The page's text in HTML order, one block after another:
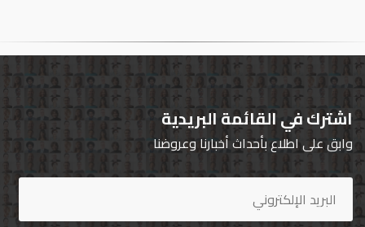
تسجيل
الدخول
English
مستثمري
السيارات
اشترك في القائمة البريدية
وابق على اطلاع بأحداث أخبارنا وعروضنا